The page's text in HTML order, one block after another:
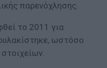
παρενόχλησης.
το 2011 για
ωστόσο